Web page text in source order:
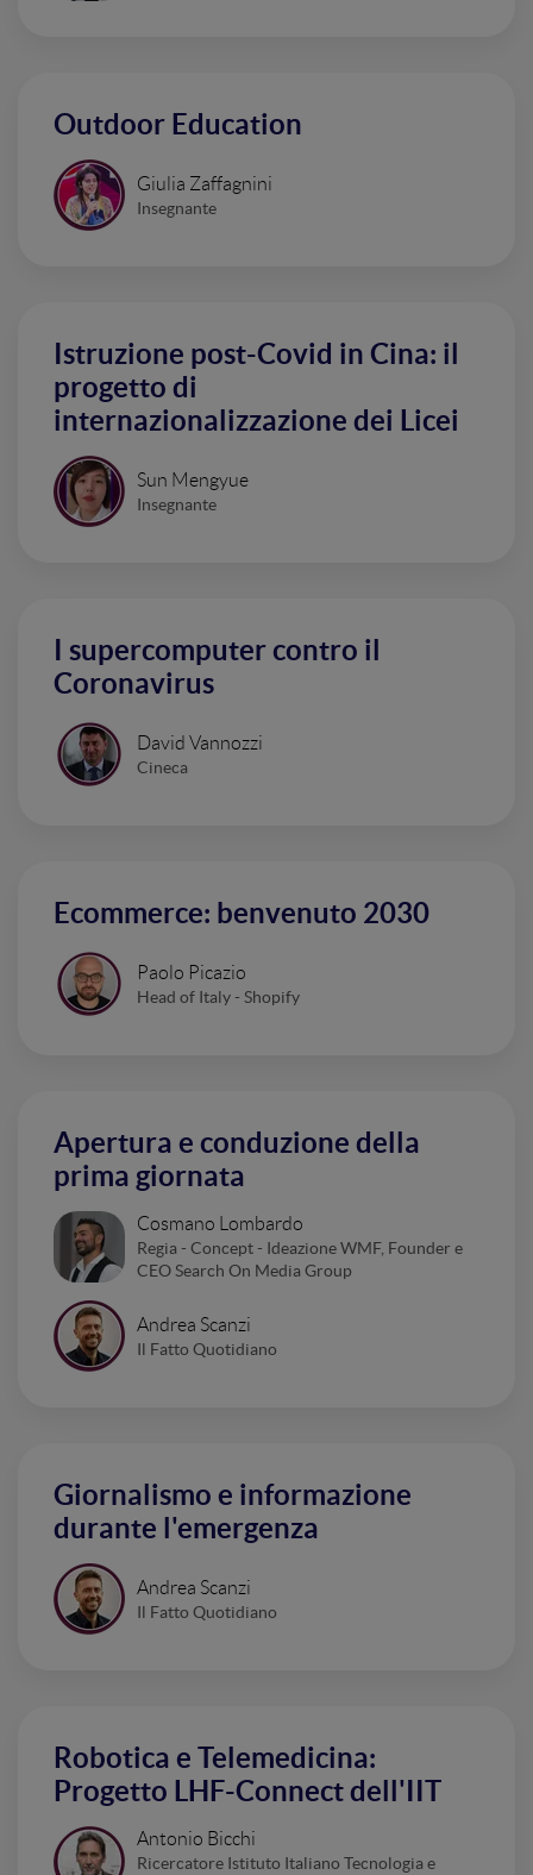
Outdoor Education
Giulia Zaffagnini
Insegnante
Istruzione post-Covid in Cina: il
progetto di
internazionalizzazione dei Licei
Sun Mengyue
Insegnante
I supercomputer contro il
Coronavirus
David Vannozzi
Cineca
Ecommerce: benvenuto 2030
Paolo Picazio
Head of Italy - Shopify
Apertura e conduzione della
prima giornata
Cosmano Lombardo
Regia - Concept - Ideazione WMF, Founder e
CEO Search On Media Group
Andrea Scanzi
Il Fatto Quotidiano
Giornalismo e informazione
durante l'emergenza
Andrea Scanzi
Il Fatto Quotidiano
Robotica e Telemedicina:
Progetto LHF-Connect dell'IIT
Antonio Bicchi
Ricercatore Istituto Italiano Tecnologia e